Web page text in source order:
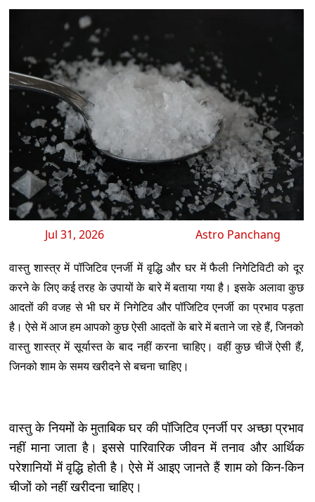
Jul 31, 2026 Astro Panchang
वास्तु शास्त्र में पॉजिटिव एनर्जी में वृद्धि और घर में फैली निगेटिविटी को दूर
करने के लिए कई तरह के उपायों के बारे में बताया गया है। इसके अलावा कुछ
आदतों की वजह से भी घर में निगेटिव और पॉजिटिव एनर्जी का प्रभाव पड़ता
है। ऐसे में आज हम आपको कुछ ऐसी आदतों के बारे में बताने जा रहे हैं, जिनको
वास्तु शास्त्र में सूर्यास्त के बाद नहीं करना चाहिए। वहीं कुछ चीजें ऐसी हैं,
जिनको शाम के समय खरीदने से बचना चाहिए।
वास्तु के नियमों के मुताबिक घर की पॉजिटिव एनर्जी पर अच्छा प्रभाव
नहीं माना जाता है। इससे पारिवारिक जीवन में तनाव और आर्थिक
परेशानियों में वृद्धि होती है। ऐसे में आइए जानते हैं शाम को किन-किन
चीजों को नहीं खरीदना चाहिए।